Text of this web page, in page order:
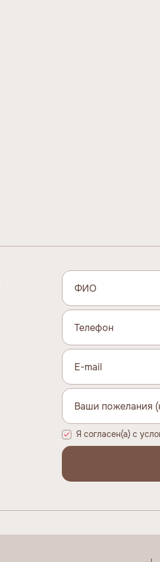
Я согласен(а) с